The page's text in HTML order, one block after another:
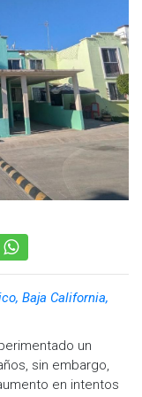
equipo
el inmueble
en un
en la Zona
más indicios
Baja California,
un
sin embargo,
en intentos